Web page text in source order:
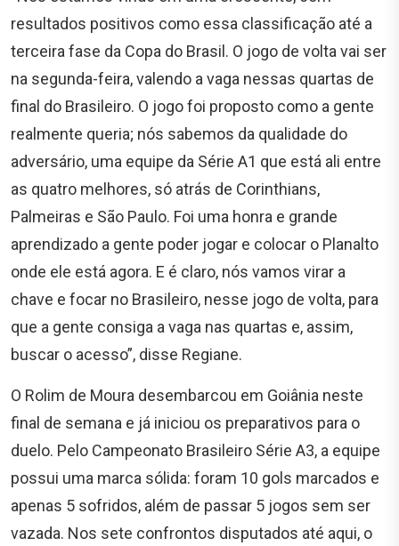
resultados positivos como essa classificação até a
terceira fase da Copa do Brasil. O jogo de volta vai ser
na segunda-feira, valendo a vaga nessas quartas de
final do Brasileiro. O jogo foi proposto como a gente
realmente queria; nós sabemos da qualidade do
adversário, uma equipe da Série A1 que está ali entre
as quatro melhores, só atrás de Corinthians,
Palmeiras e São Paulo. Foi uma honra e grande
aprendizado a gente poder jogar e colocar o Planalto
onde ele está agora. E é claro, nós vamos virar a
chave e focar no Brasileiro, nesse jogo de volta, para
que a gente consiga a vaga nas quartas e, assim,
buscar o acesso”, disse Regiane.
O Rolim de Moura desembarcou em Goiânia neste
final de semana e já iniciou os preparativos para o
duelo. Pelo Campeonato Brasileiro Série A3, a equipe
possui uma marca sólida: foram 10 gols marcados e
apenas 5 sofridos, além de passar 5 jogos sem ser
vazada. Nos sete confrontos disputados até aqui, o